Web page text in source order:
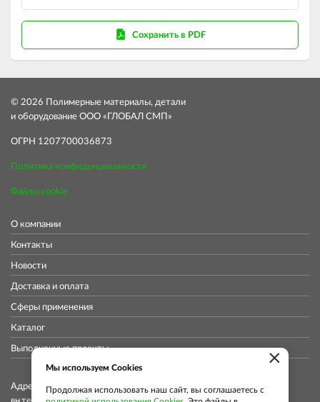
Сохранить в PDF
© 2026 Полимерные материалы, детали
и оборудование ООО «ГЛОБАЛ СМП»
ОГРН 1207700036873
Политика конфиденциальности
Файлы cookie
О компании
Контакты
Новости
Доставка и оплата
Сферы применения
Каталог
Выполненные проекты
Адрес коммерческого отдела: 115419, Город Москва,
×
Мы используем Cookies
Продолжая использовать наш сайт, вы соглашаетесь с